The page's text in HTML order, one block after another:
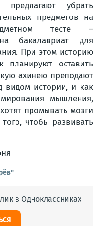
убрать
предметов на
тесте –
бакалавриат для
При этом историю
планируют оставить
ахинею преподают
видом истории, и как
мышления,
промывать мозги
чтобы развивать
в Одноклассниках